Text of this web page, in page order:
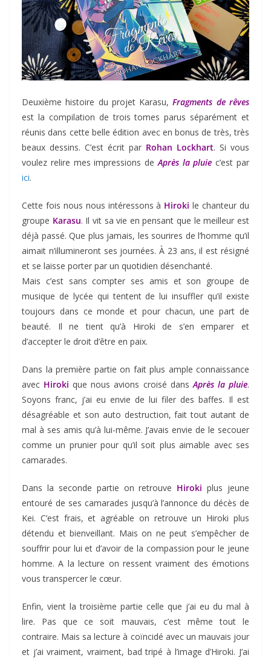
Deuxième histoire du projet Karasu,Fragments de rêves
est la compilation de trois tomes parus séparément et
réunis dans cette belle édition avec en bonus de très, très
beaux dessins. C’est écrit par Rohan Lockhart. Si vous
voulez relire mes impressions de Après la pluie c’est par
ici.
Cette fois nous nous intéressons à Hiroki le chanteur du
groupe Karasu. Il vit sa vie en pensant que le meilleur est
déjà passé. Que plus jamais, les sourires de l’homme qu’il
aimait n’illumineront ses journées. À 23 ans, il est résigné
et se laisse porter par un quotidien désenchanté.
Mais c’est sans compter ses amis et son groupe de
musique de lycée qui tentent de lui insuffler qu’il existe
toujours dans ce monde et pour chacun, une part de
beauté. Il ne tient qu’à Hiroki de s’en emparer et
d’accepter le droit d’être en paix.
Dans la première partie on fait plus ample connaissance
avec Hiroki que nous avions croisé dans Après la pluie.
Soyons franc, j’ai eu envie de lui filer des baffes. Il est
désagréable et son auto destruction, fait tout autant de
mal à ses amis qu’à lui-même. J’avais envie de le secouer
comme un prunier pour qu’il soit plus aimable avec ses
camarades.
Dans la seconde partie on retrouve Hiroki plus jeune
entouré de ses camarades jusqu’à l’annonce du décès de
Kei. C’est frais, et agréable on retrouve un Hiroki plus
détendu et bienveillant. Mais on ne peut s’empêcher de
souffrir pour lui et d’avoir de la compassion pour le jeune
homme. A la lecture on ressent vraiment des émotions
vous transpercer le cœur.
Enfin, vient la troisième partie celle que j’ai eu du mal à
lire. Pas que ce soit mauvais, c’est même tout le
contraire. Mais sa lecture à coïncidé avec un mauvais jour
et j’ai vraiment, vraiment, bad tripé à l’image d’Hiroki. J’ai